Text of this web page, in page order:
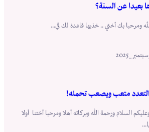
بعيدا عن السنة؟
ومرحبا بك أختي .. خذيها قاعدة لك في...
التعدد متعب ويصعب تحمله!
السلام ورحمة الله وبركاته أهلا ومرحبا أختنا أولا